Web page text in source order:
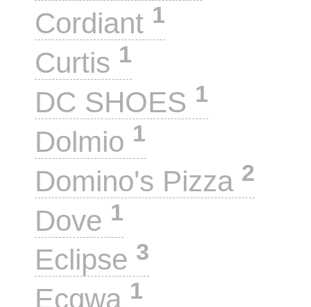
Cordiant 1
Curtis 1
DC SHOES 1
Dolmio 1
Domino's Pizza 2
Dove 1
Eclipse 3
Ecqwa 1